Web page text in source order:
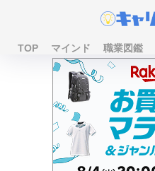
TOP マインド 職業図鑑